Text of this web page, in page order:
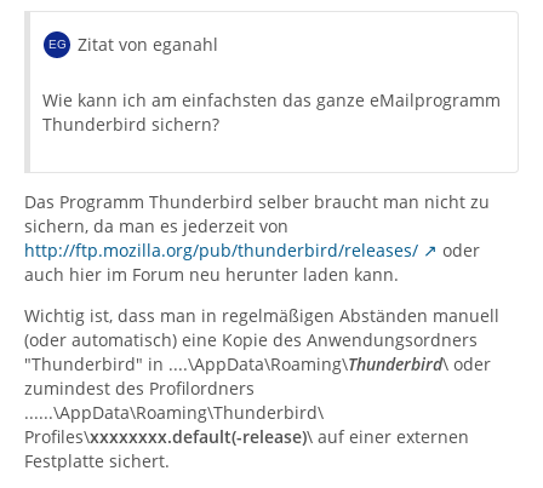
Zitat von eganahl
Wie kann ich am einfachsten das ganze eMailprogramm
Thunderbird sichern?
Das Programm Thunderbird selber braucht man nicht zu
sichern, da man es jederzeit von
http://ftp.mozilla.org/pub/thunderbird/releases/
oder
auch hier im Forum neu herunter laden kann.
Wichtig ist, dass man in regelmäßigen Abständen manuell
(oder automatisch) eine Kopie des Anwendungsordners
"Thunderbird" in ....\AppData\Roaming\Thunderbird\ oder
zumindest des Profilordners
......\AppData\Roaming\Thunderbird\
Profiles\xxxxxxxx.default(-release)\ auf einer externen
Festplatte sichert.